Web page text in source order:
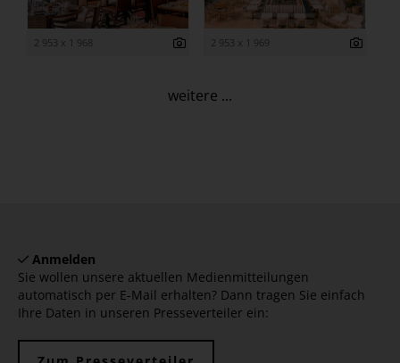
2 953 x 1 968 2 953 x 1 969
weitere ...
Anmelden
Sie wollen unsere aktuellen Medienmitteilungen
automatisch per E-Mail erhalten? Dann tragen Sie einfach
Ihre Daten in unseren Presseverteiler ein: